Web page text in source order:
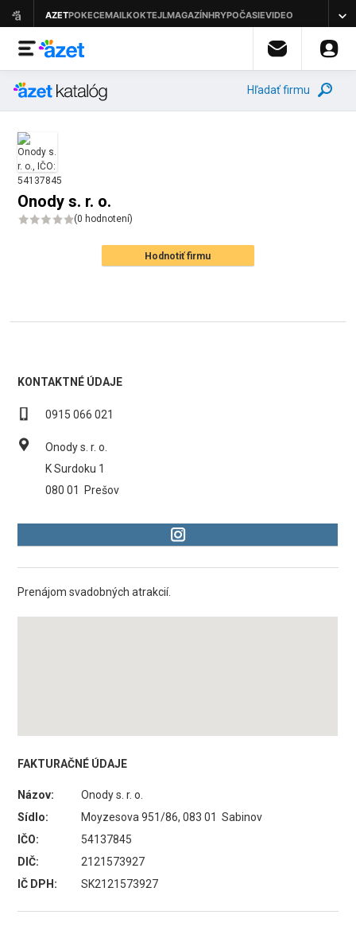
Hľadať firmu
Onody s. r. o.
(0 hodnotení)
Hodnotiť firmu
KONTAKTNÉ ÚDAJE
0915 066 021
Onody s. r. o.
K Surdoku 1
080 01
Prešov
Prenájom svadobných atrakcií.
FAKTURAČNÉ ÚDAJE
Názov:
Onody s. r. o.
Sídlo:
Moyzesova 951/86, 083 01 Sabinov
IČO:
54137845
DIČ:
2121573927
IČ DPH:
SK2121573927